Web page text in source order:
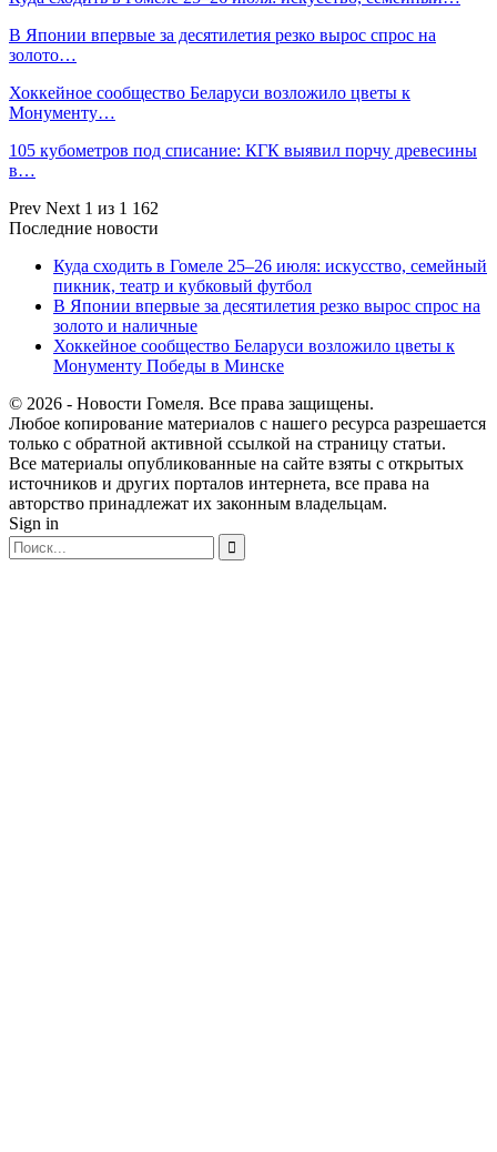
В Японии впервые за десятилетия резко вырос спрос на
золото…
Хоккейное сообщество Беларуси возложило цветы к
Монументу…
105 кубометров под списание: КГК выявил порчу древесины
в…
Prev Next 1 из 1 162
Последние новости
Куда сходить в Гомеле 25–26 июля: искусство, семейный
пикник, театр и кубковый футбол
В Японии впервые за десятилетия резко вырос спрос на
золото и наличные
Хоккейное сообщество Беларуси возложило цветы к
Монументу Победы в Минске
© 2026 - Новости Гомеля. Все права защищены.
Любое копирование материалов с нашего ресурса разрешается
только с обратной активной ссылкой на страницу статьи.
Все материалы опубликованные на сайте взяты с открытых
источников и других порталов интернета, все права на
авторство принадлежат их законным владельцам.
Sign in